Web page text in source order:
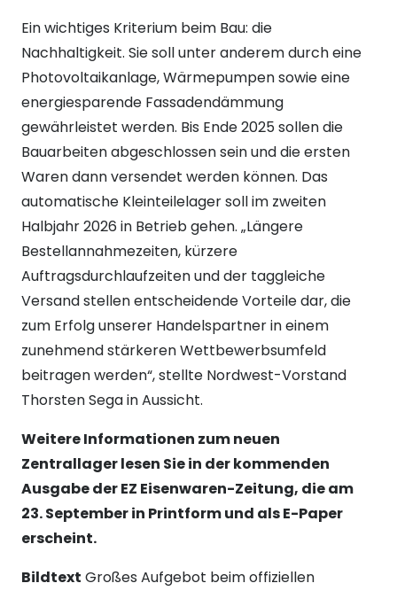
Ein wichtiges Kriterium beim Bau: die
Nachhaltigkeit. Sie soll unter anderem durch eine
Photovoltaikanlage, Wärmepumpen sowie eine
energiesparende Fassadendämmung
gewährleistet werden. Bis Ende 2025 sollen die
Bauarbeiten abgeschlossen sein und die ersten
Waren dann versendet werden können. Das
automatische Kleinteilelager soll im zweiten
Halbjahr 2026 in Betrieb gehen. „Längere
Bestellannahmezeiten, kürzere
Auftragsdurchlaufzeiten und der taggleiche
Versand stellen entscheidende Vorteile dar, die
zum Erfolg unserer Handelspartner in einem
zunehmend stärkeren Wettbewerbsumfeld
beitragen werden“, stellte Nordwest-Vorstand
Thorsten Sega in Aussicht.
Weitere Informationen zum neuen
Zentrallager lesen Sie in der kommenden
Ausgabe der EZ Eisenwaren-Zeitung, die am
23. September in Printform und als E-Paper
erscheint.
Bildtext Großes Aufgebot beim offiziellen